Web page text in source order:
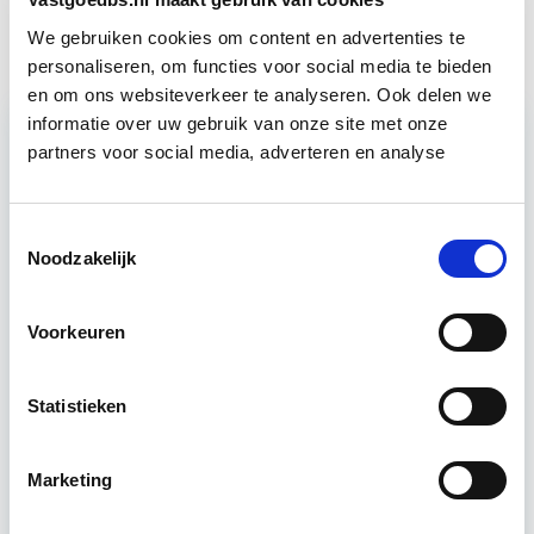
We gebruiken cookies om content en advertenties te
personaliseren, om functies voor social media te bieden
en om ons websiteverkeer te analyseren. Ook delen we
informatie over uw gebruik van onze site met onze
partners voor social media, adverteren en analyse
Noodzakelijk
Voorkeuren
Statistieken
Marketing
Start wo 30 sep
Huurrecht Woonruimte
onderhandelingsproces bij huur- en verhuur van
woonruimte komen aan bod. Het eigen maken van
Utrecht